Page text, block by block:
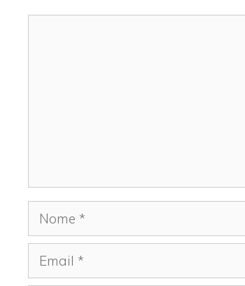
Nome
Email